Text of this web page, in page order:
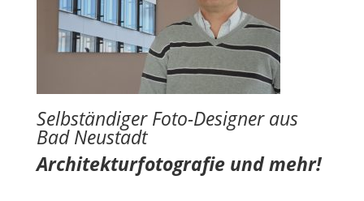
Selbständiger Foto-Designer aus
Bad Neustadt
Architekturfotografie und mehr!